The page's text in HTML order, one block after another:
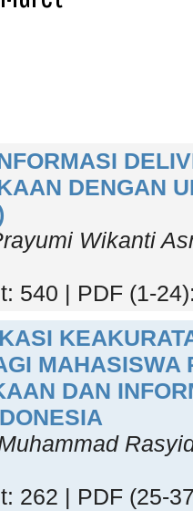
DENGAN
Wikanti
540 | PDF (1-
MAHASISWA
DAN
262 | PDF (25-